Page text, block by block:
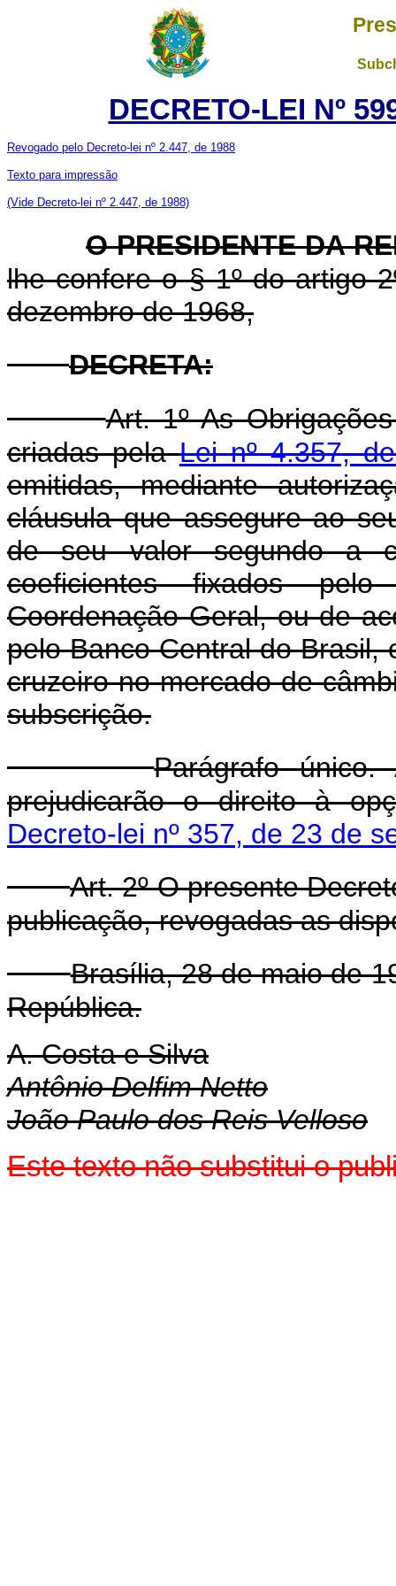
DECRETO-LEI Nº
Revogado pelo Decreto-lei nº 2.447, de 1988
Texto para impressão
(Vide Decreto-lei nº 2.447, de 1988)
O PRESIDENTE DA
lhe confere o § 1º do artigo
dezembro de 1968,
DECRETA:
Art. 1º As
criadas pelaLei nº 4.357,
emitidas, mediante
cláusula que assegure ao
de seu valor segundo a
coeficientes fixados
Coordenação Geral, ou de
pelo Banco Central do Brasil,
cruzeiro no mercado de
subscrição.
Parágrafo
prejudicarão o direito à
Decreto-lei nº 357, de 23 de
Art. 2º O presente
publicação, revogadas as
Brasília, 28 de maio de
República.
A. Costa e Silva
Antônio Delfim Netto
João Paulo dos Reis Velloso
Este texto não substitui o